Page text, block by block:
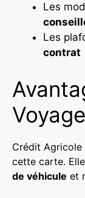
Les
Les
contrat
Crédit Agricole
cette carte.
de véhicule et